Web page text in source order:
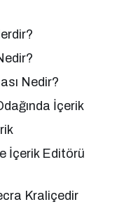
Nedir?
İçerik
İçerik Editörü
Kraliçedir